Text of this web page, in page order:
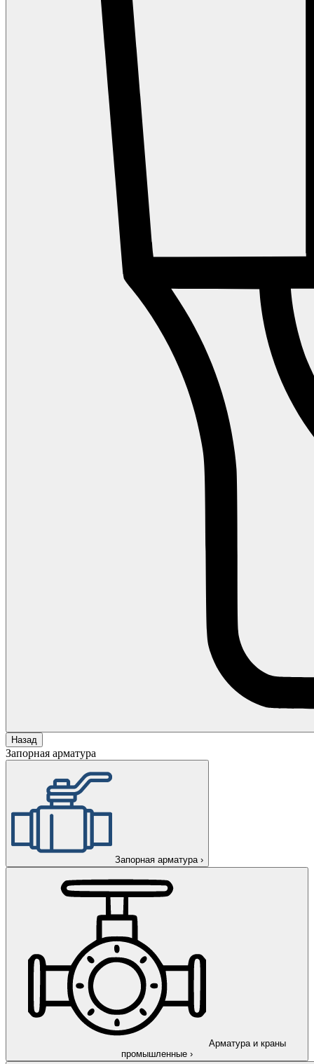
Назад
Запорная арматура
Запорная арматура ›
Арматура и краны
промышленные ›